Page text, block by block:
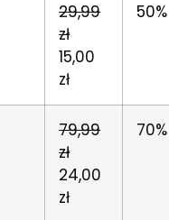
29,99
zł
15,00
zł
50%
79,99
zł
24,00
zł
70%